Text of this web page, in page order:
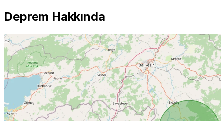
Deprem Hakkında